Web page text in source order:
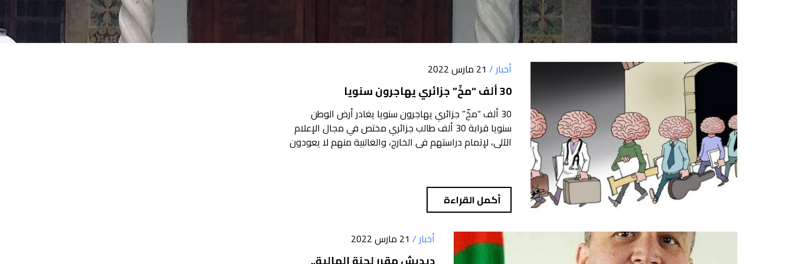
أخبار / 21 مارس 2022
30 ألف “مخّ” جزائري يهاجرون سنويا
30 ألف “مخّ” جزائري يهاجرون سنويا يغادر أرض الوطن
سنويا قرابة 30 ألف طالب جزائري مختص في مجال الإعلام
الآلي، لإتمام دراستهم في الخارج، والغالبية منهم لا يعودون
أكمل القراءة
أخبار / 21 مارس 2022